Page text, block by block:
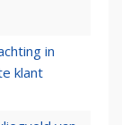
in
klant